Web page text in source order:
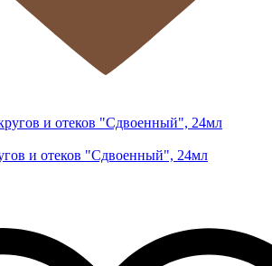
и отеков "Сдвоенный", 24мл